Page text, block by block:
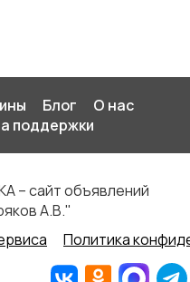
Блог
О нас
поддержки
– сайт объявлений
А.В."
Политика